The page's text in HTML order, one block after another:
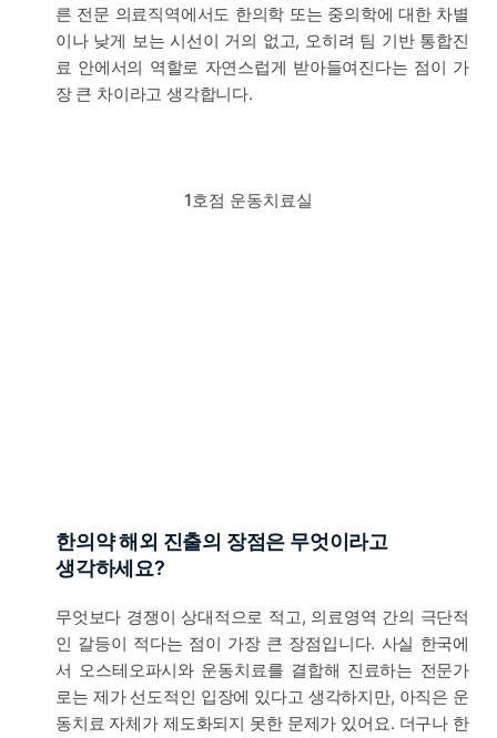
른 전문 의료직역에서도 한의학 또는 중의학에 대한 차별
이나 낮게 보는 시선이 거의 없고, 오히려 팀 기반 통합진
료 안에서의 역할로 자연스럽게 받아들여진다는 점이 가
장 큰 차이라고 생각합니다.
1호점 운동치료실
한의약 해외 진출의 장점은 무엇이라고
생각하세요?
무엇보다 경쟁이 상대적으로 적고, 의료영역 간의 극단적
인 갈등이 적다는 점이 가장 큰 장점입니다. 사실 한국에
서 오스테오파시와 운동치료를 결합해 진료하는 전문가
로는 제가 선도적인 입장에 있다고 생각하지만, 아직은 운
동치료 자체가 제도화되지 못한 문제가 있어요. 더구나 한